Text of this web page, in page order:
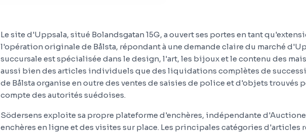
Le site d'Uppsala, situé Bolandsgatan 15G, a ouvert ses portes en tant
l'opération originale de Bålsta, répondant à une demande claire du marché
succursale est spécialisée dans le design, l'art, les bijoux et le contenu des
aussi bien des articles individuels que des liquidations complètes de
de Bålsta organise en outre des ventes de saisies de police et d'objets trouvés
compte des autorités suédoises.
Södersens exploite sa propre plateforme d'enchères, indépendante
enchères en ligne et des visites sur place. Les principales catégories d'articles